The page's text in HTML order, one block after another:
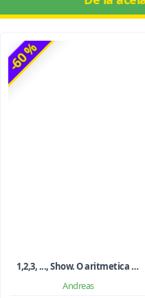
-60 %
Andreas
1,2,3, ..., Show. O aritmetica emotionala, o poezie a matematicii - Ioan Dancila